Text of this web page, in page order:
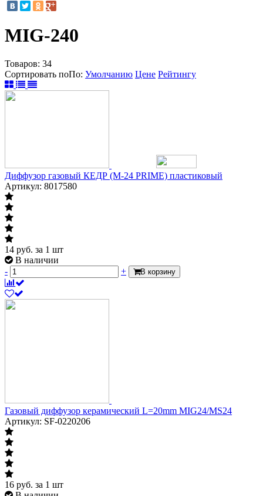
MIG-240
Товаров: 34
Сортировать поПо: Умолчанию Цене Рейтингу
Диффузор газовый КЕДР (M-24 PRIME) пластиковый
Артикул: 8017580
14 руб. за 1 шт
В наличии
-
+ В корзину
Газовый диффузор керамический L=20mm MIG24/MS24
Артикул: SF-0220206
16 руб. за 1 шт